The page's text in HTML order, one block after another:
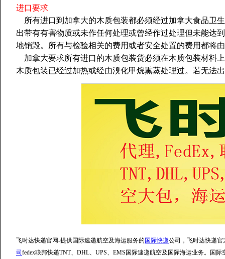
进口要求
所有进口到加拿大的木质包装都必须经过加拿大食品卫
出带有有害物质或未作任何处理或曾经作过处理但未能达
地销毁。所有与检验相关的费用或者安全处置的费用都将
加拿大要求所有进口的木质包装货必须在木质包装材料
木质包装已经过加热或经由溴化甲烷熏蒸处理过。若无法
飞时达快递官网-提供国际速递航空及海运服务的 国际快递公司，飞时达快递
司 fedex联邦快递TNT、DHL、UPS、EMS国际速递航空及国际海运业务。国